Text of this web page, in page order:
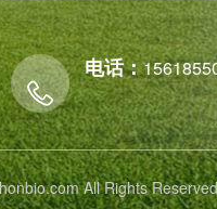
电话：
All Rights